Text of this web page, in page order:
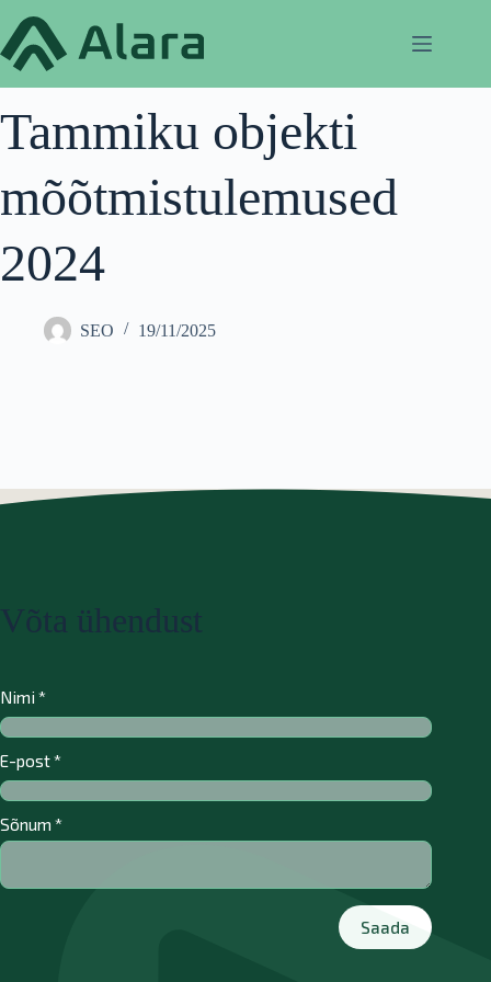
to
content
Tammiku objekti
mõõtmistulemused
2024
SEO 19/11/2025
Võta ühendust
Nimi *
E-post*
Sõnum *
Saada